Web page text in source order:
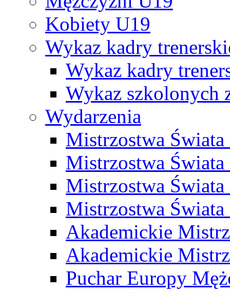
Kobiety U19
Wykaz kadry
Wykaz kadry
Wykaz szkolonych
Wydarzenia
Mistrzostwa
Mistrzostwa
Mistrzostwa
Mistrzostwa
Akademickie
Akademickie
Puchar Europy